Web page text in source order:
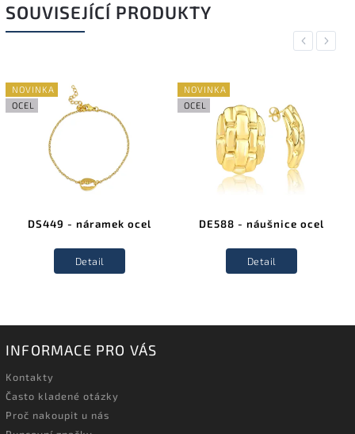
SOUVISEJÍCÍ PRODUKTY
Previous
NOVINKA
OCEL
DS449 - náramek ocel
Detail
NOVINKA
OCEL
DE588 - náušnice ocel
Detail
Next
INFORMACE PRO VÁS
Kontakty
Často kladené otázky
Proč nakoupit u nás